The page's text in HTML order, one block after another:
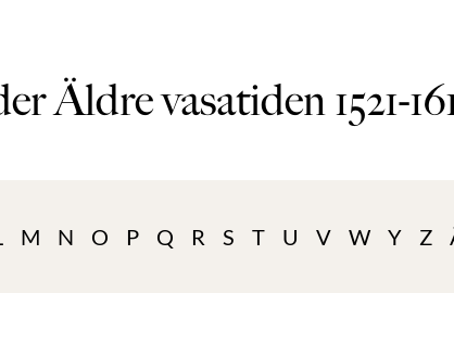
Äldre vasatiden 1521-
M N O P Q R S T U V W Y Z